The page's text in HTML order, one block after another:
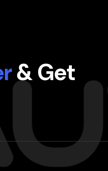
& Get